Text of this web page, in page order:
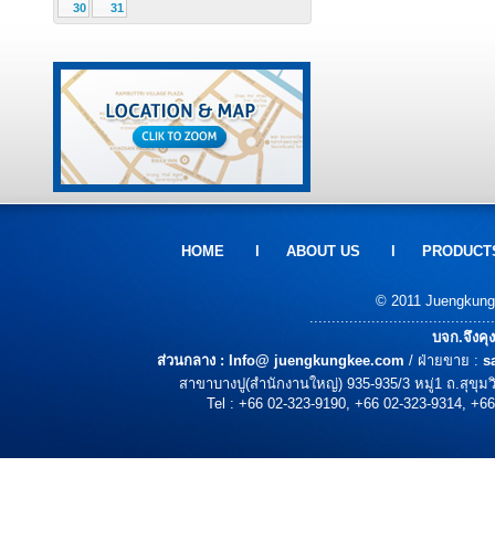
30
31
HOMEl ABOUT US
© 2011
บจก.จึงคุ
ส่วนกลาง : Info@ juengkungkee.com / ฝ่ายขาย :
สาขาบางปู(สำนักงานใหญ่) 935-935/3 หมู่1 ถ.สุขุ
Tel : +66 02-323-9190, +66 02-323-9314,